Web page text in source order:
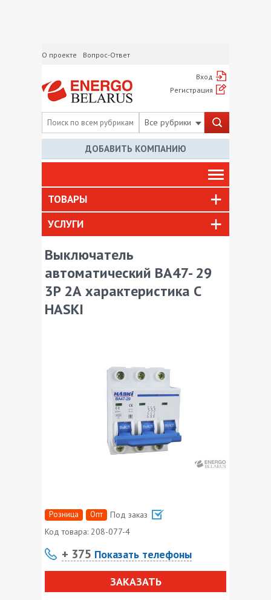
О проекте Вопрос-Ответ
Вход
Регистрация
Все рубрики
ДОБАВИТЬ КОМПАНИЮ
ТОВАРЫ
УСЛУГИ
Выключатель
автоматический ВА47- 29
3P 2А характеристика C
HASKI
Розница Опт
Под заказ
Код товара: 208-077-4
+ 375 Показать телефоны
ЗАКАЗАТЬ